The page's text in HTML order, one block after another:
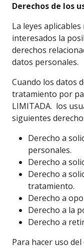
Derechos de los
La leyes
interesados la
derechos
datos personales.
Cuando los datos
tratamiento por
LIMITADA. los
siguientes
Derecho a
personales.
Derecho a
Derecho a
tratamiento.
Derecho a
Derecho a la
Derecho a
Para hacer uso